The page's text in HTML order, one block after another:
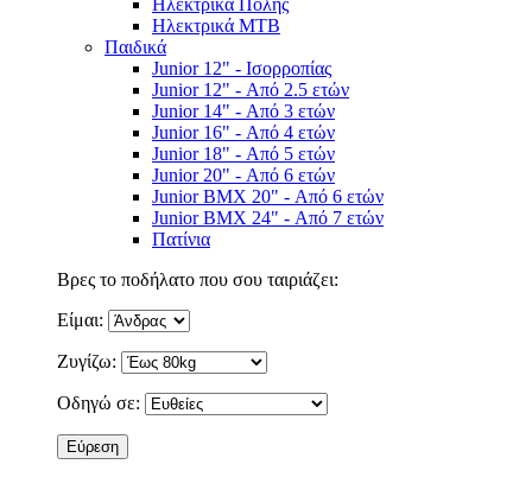
Ηλεκτρικά Πόλης
Ηλεκτρικά MTB
Παιδικά
Junior 12" - Ισορροπίας
Junior 12" - Από 2.5 ετών
Junior 14" - Από 3 ετών
Junior 16" - Από 4 ετών
Junior 18" - Από 5 ετών
Junior 20" - Από 6 ετών
Junior BMX 20" - Από 6 ετών
Junior BMX 24" - Από 7 ετών
Πατίνια
Βρες το ποδήλατο που σου ταιριάζει:
Είμαι:
Ζυγίζω:
Οδηγώ σε: